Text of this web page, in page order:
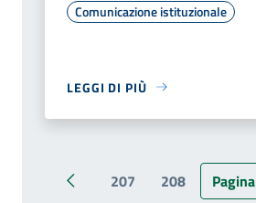
Comunicazione istituzionale
LEGGI DI PIÙ
Pagina precedente
207 208 Pagina